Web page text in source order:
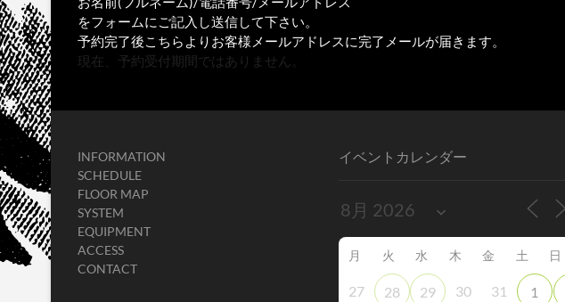
をフォームにご記入し送信して下さい。
予約完了後こちらよりお客様メールアドレスに完了メールが届きます。
現在、予約受付期間ではありません。
INFORMATION
SCHEDULE
FLOOR MAP
SYSTEM
EQUIPMENT
ACCESS
CONTACT
イベントカレンダー
月 火 水 木 金 土 日
27 28 29 30 31 1